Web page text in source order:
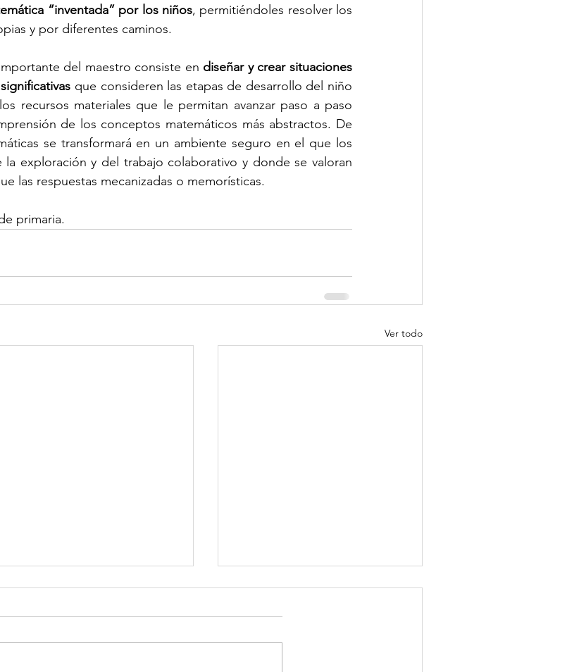
“inventada” por los niños, permitiéndoles resolver los
y por diferentes caminos.
del maestro consiste en diseñar y crear situaciones
que consideren las etapas de desarrollo del niño
recursos materiales que le permitan avanzar paso a paso
de los conceptos matemáticos más abstractos. De
se transformará en un ambiente seguro en el que los
exploración y del trabajo colaborativo y donde se valoran
las respuestas mecanizadas o memorísticas.
primaria.
Ver todo